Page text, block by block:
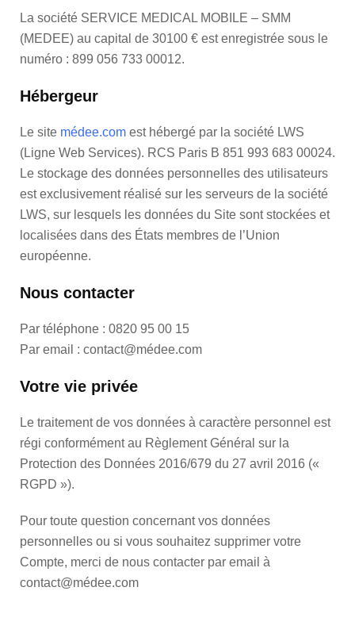
La société SERVICE MEDICAL MOBILE – SMM
(MEDEE) au capital de 30100 € est enregistrée sous le
numéro : 899 056 733 00012.
Hébergeur
Le site médee.com est hébergé par la société LWS
(Ligne Web Services). RCS Paris B 851 993 683 00024.
Le stockage des données personnelles des utilisateurs
est exclusivement réalisé sur les serveurs de la société
LWS, sur lesquels les données du Site sont stockées et
localisées dans des États membres de l’Union
européenne.
Nous contacter
Par téléphone : 0820 95 00 15
Par email : contact@médee.com
Votre vie privée
Le traitement de vos données à caractère personnel est
régi conformément au Règlement Général sur la
Protection des Données 2016/679 du 27 avril 2016 («
RGPD »).
Pour toute question concernant vos données
personnelles ou si vous souhaitez supprimer votre
Compte, merci de nous contacter par email à
contact@médee.com